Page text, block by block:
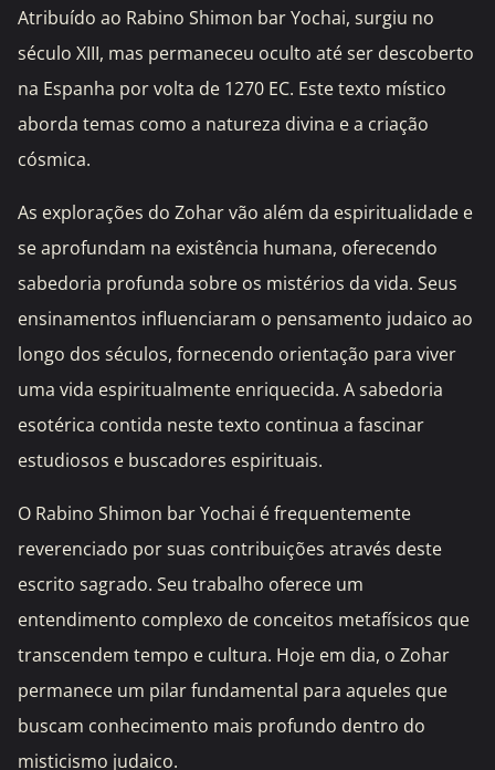
Atribuído ao Rabino Shimon bar Yochai, surgiu no
século XIII, mas permaneceu oculto até ser descoberto
na Espanha por volta de 1270 EC. Este texto místico
aborda temas como a natureza divina e a criação
cósmica.
As explorações do Zohar vão além da espiritualidade e
se aprofundam na existência humana, oferecendo
sabedoria profunda sobre os mistérios da vida. Seus
ensinamentos influenciaram o pensamento judaico ao
longo dos séculos, fornecendo orientação para viver
uma vida espiritualmente enriquecida. A sabedoria
esotérica contida neste texto continua a fascinar
estudiosos e buscadores espirituais.
O Rabino Shimon bar Yochai é frequentemente
reverenciado por suas contribuições através deste
escrito sagrado. Seu trabalho oferece um
entendimento complexo de conceitos metafísicos que
transcendem tempo e cultura. Hoje em dia, o Zohar
permanece um pilar fundamental para aqueles que
buscam conhecimento mais profundo dentro do
misticismo judaico.